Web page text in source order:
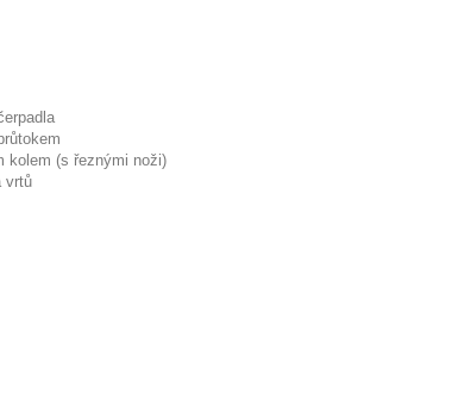
kolem (s řeznými noži)
vrtů